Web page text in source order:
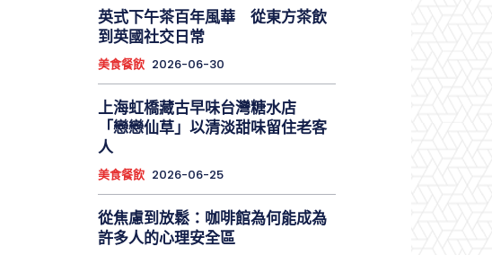
英式下午茶百年風華 從東方茶飲
到英國社交日常
美食餐飲 2026-06-30
上海虹橋藏古早味台灣糖水店
「戀戀仙草」以清淡甜味留住老客
人
美食餐飲 2026-06-25
從焦慮到放鬆：咖啡館為何能成為
許多人的心理安全區